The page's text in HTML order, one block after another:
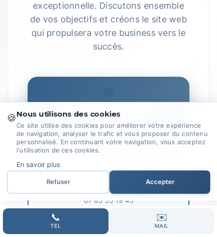
exceptionnelle. Discutons ensemble
de vos objectifs et créons le site web
qui propulsera votre business vers le
succès.
Démarrer mon projet
Devis gratuit sous 48h
→
📞
07 85 55 19 45
→
📞
TEL
✉️
MAIL
🍪Nous utilisons des cookies
Ce site utilise des cookies pour améliorer votre expérience
de navigation, analyser le trafic et vous proposer du contenu
personnalisé. En continuant votre navigation, vous acceptez
l'utilisation de ces cookies.
En savoir plus
Refuser Accepter